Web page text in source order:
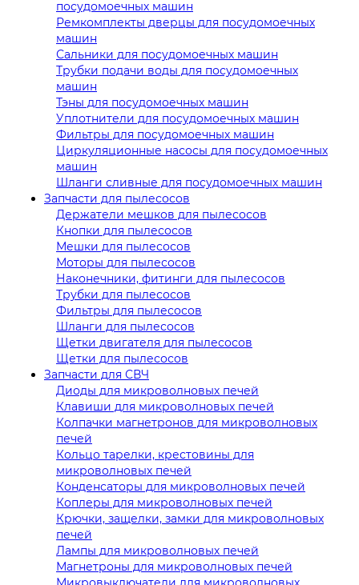
посудомоечных машин
Ремкомплекты дверцы для посудомоечных
машин
Сальники для посудомоечных машин
Трубки подачи воды для посудомоечных
машин
Тэны для посудомоечных машин
Уплотнители для посудомоечных машин
Фильтры для посудомоечных машин
Циркуляционные насосы для посудомоечных
машин
Шланги сливные для посудомоечных машин
Запчасти для пылесосов
Держатели мешков для пылесосов
Кнопки для пылесосов
Мешки для пылесосов
Моторы для пылесосов
Наконечники, фитинги для пылесосов
Трубки для пылесосов
Фильтры для пылесосов
Шланги для пылесосов
Щетки двигателя для пылесосов
Щетки для пылесосов
Запчасти для СВЧ
Диоды для микроволновых печей
Клавиши для микроволновых печей
Колпачки магнетронов для микроволновых
печей
Кольцо тарелки, крестовины для
микроволновых печей
Конденсаторы для микроволновых печей
Коплеры для микроволновых печей
Крючки, защелки, замки для микроволновых
печей
Лампы для микроволновых печей
Магнетроны для микроволновых печей